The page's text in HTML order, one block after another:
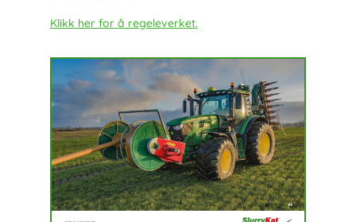
Klikk her for å regeleverket.